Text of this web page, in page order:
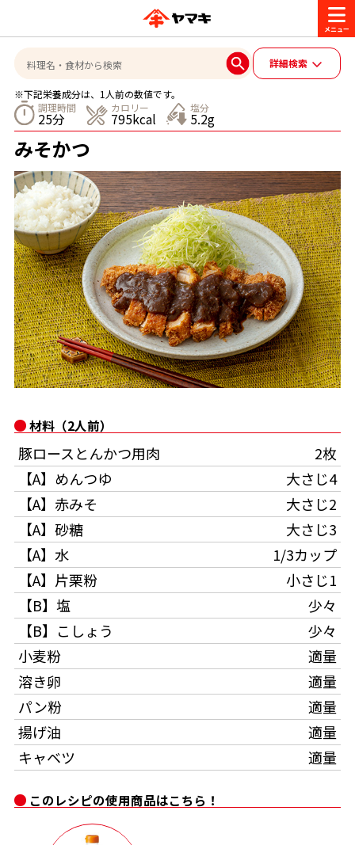
商品情報
ブランド一覧
ヤマキ『めんつゆ』 ヤマキ 割烹白だし
旨さ、別格。だし屋の鍋
サッと鍋®
楽チン屋® ストレートつゆ
レシピ
おいしいレシピを探す
おいしいレシピトップ
主食レシピ
主菜レシピ
汁物レシピ
おいしいレシピを商品から探す
かつお節レシピ
めんつゆレシピ
割烹白だしレシピ
レシピ特設サイト
割烹白だしレシピ特集
かつおだしが決め手！簡単茶碗蒸し
かつお節・だしを楽しむ
かつお節・だしを知る
だしの取り方
かつお節の削り方
かつお節・だしをもっと知る
かつお節・だしを楽しむ
だしコミュ
CM・キャンペーン
CM
キャンペーン一覧
企業・採用情報
企業情報
- 百年対話
採用情報
- ジョブリターン制
お問い合わせ
ヤマキお客様相談室
オンラインショップ
詳細検索
※下記栄養成分は、1人前の数値です。
調理時間
25分
カロリー
795kcal
塩分
5.2g
みそかつ
このレシピの使用商品はこちら！
材料（2人前）
豚ロースとんかつ用肉
2枚
【A】めんつゆ
大さじ4
【A】赤みそ
大さじ2
【A】砂糖
大さじ3
【A】水
1/3カップ
【A】片栗粉
小さじ1
【B】塩
少々
【B】こしょう
少々
小麦粉
適量
溶き卵
適量
パン粉
適量
揚げ油
適量
キャベツ
適量